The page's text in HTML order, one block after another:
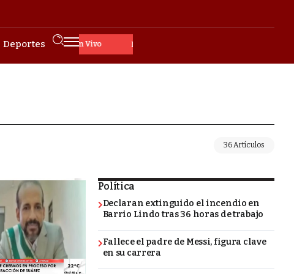
Deportes
En Vivo
36 Artículos
Política
Declaran extinguido el incendio en
Barrio Lindo tras 36 horas de trabajo
Fallece el padre de Messi, figura clave
en su carrera